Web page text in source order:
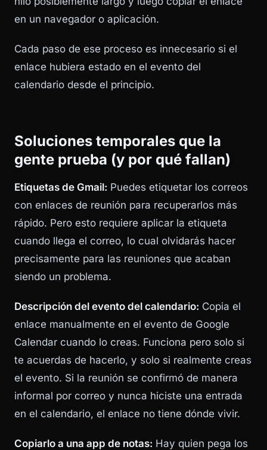
en un navegador o aplicación.
Cada paso de ese proceso es innecesario si el
enlace hubiera estado en el evento del
calendario desde el principio.
Soluciones temporales que la
gente prueba (y por qué fallan)
Etiquetas de Gmail: Puedes etiquetar los correos
con enlaces de reunión para recuperarlos más
rápido. Pero esto requiere aplicar la etiqueta
cuando llega el correo, lo cual olvidarás hacer
precisamente para las reuniones que acaban
siendo un problema.
Descripción del evento del calendario: Copia el
enlace manualmente en el evento de Google
Calendar cuando lo creas. Funciona pero solo si
te acuerdas de hacerlo, y solo si realmente creas
el evento. Si la reunión se confirmó de manera
informal por correo y nunca hiciste una entrada
en el calendario, el enlace no tiene dónde vivir.
Copiarlo a una app de notas: Hay quien pega los